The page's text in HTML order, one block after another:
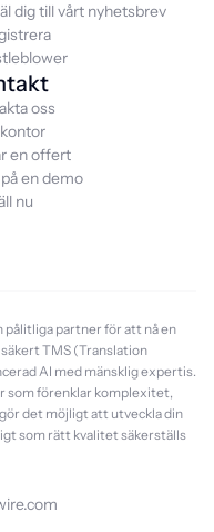
dig till vårt nyhetsbrev
oss
en offert
en demo
nu
pålitliga partner för att nå en
TMS (Translation
AI med mänsklig expertis.
som förenklar komplexitet,
det möjligt att utveckla din
som rätt kvalitet säkerställs